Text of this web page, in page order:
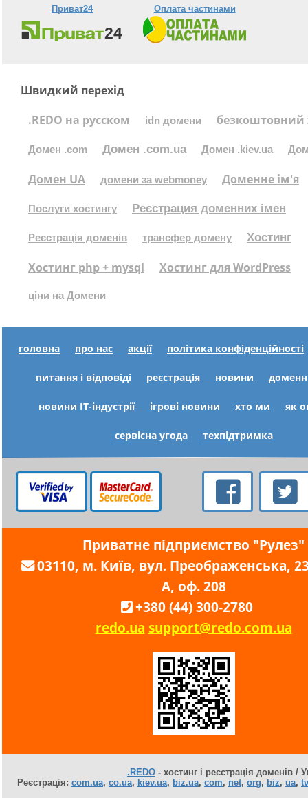
Приват24 Оплата частинами
Швидкий перехід
.REDO на русском
idn домени безкоштовний
Домен .com Домен .com.ua Домен .kiev.ua
Домен UA домени за webmoney Доменне ім'я
Послуги хостингу Реєстрация доменних імен
Реєстрація доменів трансфер домену Хостинг
Хостинг php + mysql Хостинг для WordPress
ціни на Домени
головна про нас акції політика конфіденційності
питання і відповіді реєстрація новини
новини IT-індустрії ігрові новини хто ми як
сервісна угода техпідтримка
Приватне підприємство "Рулез"
03110, м. Київ, вул. Преображенська,
А, оф. 208
+380 (44) 300-2780
redo.ua support@redo.com.ua
.REDO - хостинг і реєстрація доменів /
Реєстрація: com.ua, co.ua, kiev.ua, biz.ua, com, net, org, biz, ua, tv